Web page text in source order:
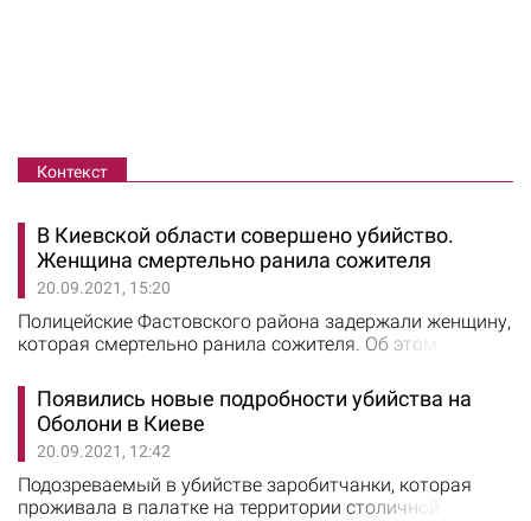
Контекст
В Киевской области совершено убийство.
Женщина смертельно ранила сожителя
20.09.2021, 15:20
Полицейские Фастовского района задержали женщину,
которая смертельно ранила сожителя. Об этом
поступило сообщение от работника скорой
медицинской помощи о том, что в поселке Боровая
обнаружен труп мужчины. Правоохранители
установили, что 43-летняя местная жительница
отмечала день рождения. Во время распития
алкогольных напитов…
Появились новые подробности убийства на
Оболони в Киеве
20.09.2021, 12:42
Подозреваемый в убийстве заробитчанки, которая
проживала в палатке на территории столичной